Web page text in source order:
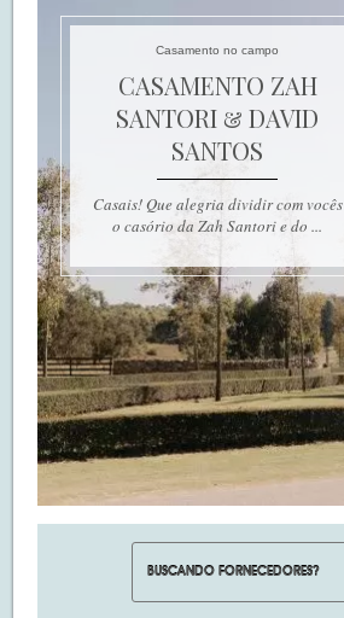
Casamento no campo
CASAMENTO ZAH
SANTORI & DAVID
SANTOS
Casais! Que alegria dividir com vocês
o casório da Zah Santori e do ...